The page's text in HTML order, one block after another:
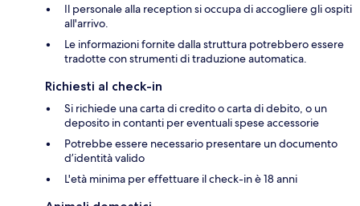
Il personale alla reception si occupa di accogliere gli ospiti
all'arrivo.
Le informazioni fornite dalla struttura potrebbero essere
tradotte con strumenti di traduzione automatica.
Richiesti al check-in
Si richiede una carta di credito o carta di debito, o un
deposito in contanti per eventuali spese accessorie
Potrebbe essere necessario presentare un documento
d’identità valido
L'età minima per effettuare il check-in è 18 anni